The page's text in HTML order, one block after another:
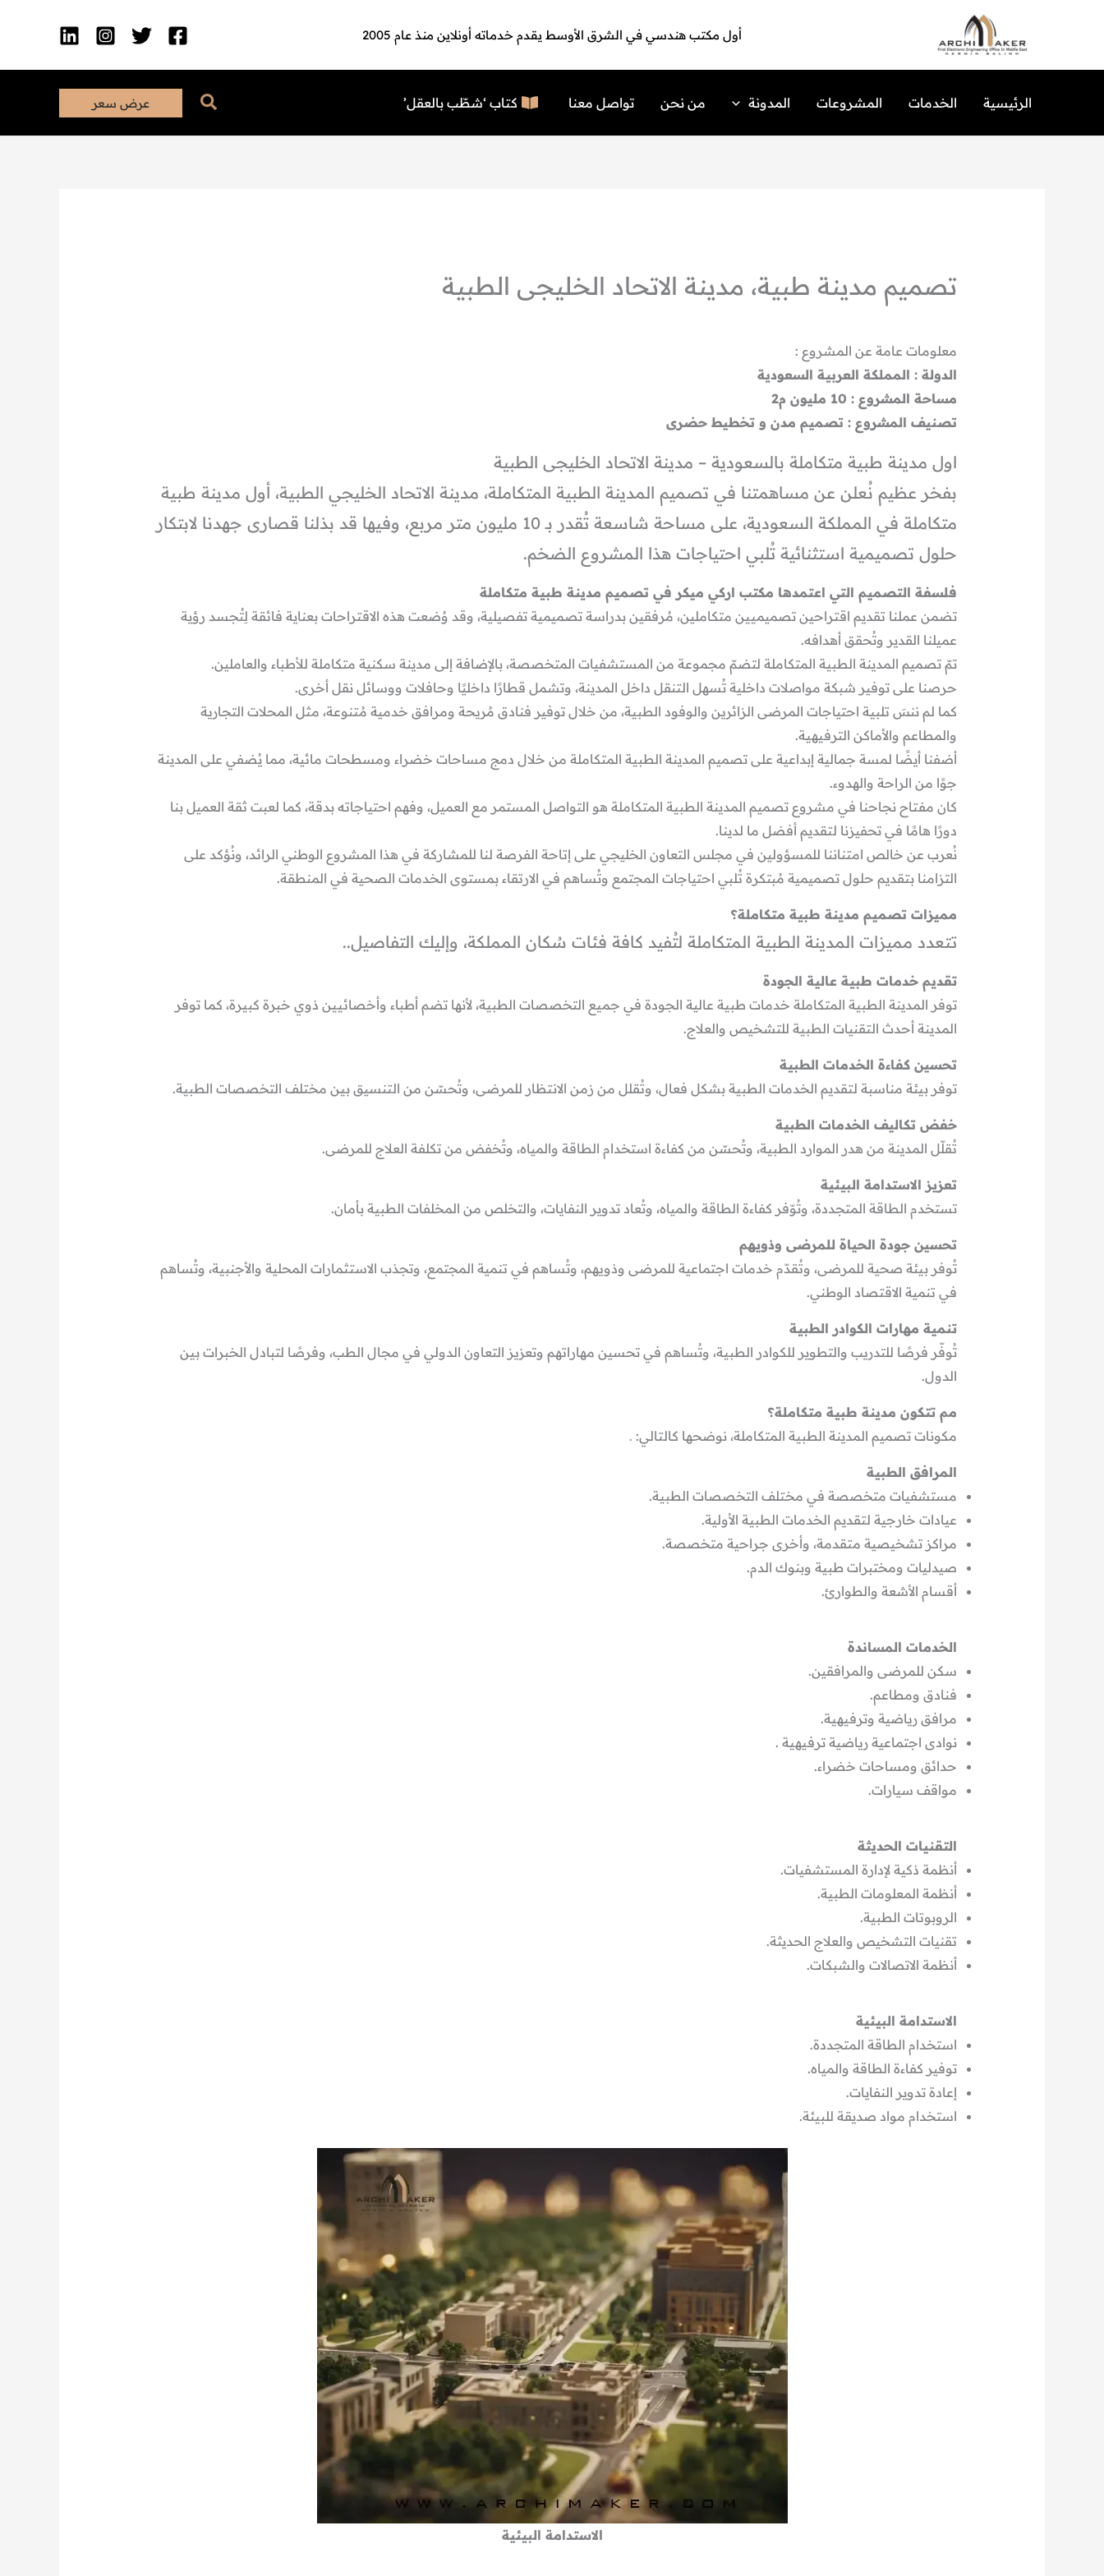
أول مكتب هندسي في الشرق الأوسط يقدم خدماته أونلاين منذ عام 2005
الرئيسية الخدمات المشروعات المدونة من نحن تواصل معنا كتاب ‘شطّب بالعقل’ البحث عرض سعر
تصميم مدينة طبية، مدينة الاتحاد الخليجى الطبية
معلومات عامة عن المشروع :
الدولة : المملكة العربية السعودية
مساحة المشروع : 10 مليون م2
تصنيف المشروع : تصميم مدن و تخطيط حضرى
اول مدينة طبية متكاملة بالسعودية – مدينة الاتحاد الخليجى الطبية
بفخر عظيم نُعلن عن مساهمتنا في تصميم المدينة الطبية المتكاملة، مدينة الاتحاد الخليجي الطبية، أول مدينة طبية
متكاملة في المملكة السعودية، على مساحة شاسعة تُقدر بـ 10 مليون متر مربع، وفيها قد بذلنا قصارى جهدنا لابتكار
حلول تصميمية استثنائية تُلبي احتياجات هذا المشروع الضخم.
فلسفة التصميم التي اعتمدها مكتب اركي ميكر في تصميم مدينة طبية متكاملة
تضمن عملنا تقديم اقتراحين تصميميين متكاملين، مُرفقين بدراسة تصميمية تفصيلية، وقد وُضعت هذه الاقتراحات بعناية فائقة لِتُجسد رؤية
عميلنا القدير وتُحقق أهدافه.
تمّ تصميم المدينة الطبية المتكاملة لتضمّ مجموعة من المستشفيات المتخصصة، بالإضافة إلى مدينة سكنية متكاملة للأطباء والعاملين.
حرصنا على توفير شبكة مواصلات داخلية تُسهل التنقل داخل المدينة، وتشمل قطارًا داخليًا وحافلات ووسائل نقل أخرى.
كما لم ننسَ تلبية احتياجات المرضى الزائرين والوفود الطبية، من خلال توفير فنادق مُريحة ومرافق خدمية مُتنوعة، مثل المحلات التجارية
والمطاعم والأماكن الترفيهية.
أضفنا أيضًا لمسة جمالية إبداعية على تصميم المدينة الطبية المتكاملة من خلال دمج مساحات خضراء ومسطحات مائية، مما يُضفي على المدينة
جوًا من الراحة والهدوء.
كان مفتاح نجاحنا في مشروع تصميم المدينة الطبية المتكاملة هو التواصل المستمر مع العميل، وفهم احتياجاته بدقة، كما لعبت ثقة العميل بنا
دورًا هامًا في تحفيزنا لتقديم أفضل ما لدينا.
نُعرب عن خالص امتناننا للمسؤولين في مجلس التعاون الخليجي على إتاحة الفرصة لنا للمشاركة في هذا المشروع الوطني الرائد، ونُؤكد على
التزامنا بتقديم حلول تصميمية مُبتكرة تُلبي احتياجات المجتمع وتُساهم في الارتقاء بمستوى الخدمات الصحية في المنطقة.
مميزات تصميم مدينة طبية متكاملة؟
تتعدد مميزات المدينة الطبية المتكاملة لتُفيد كافة فئات سُكان المملكة، وإليك التفاصيل..
تقديم خدمات طبية عالية الجودة
توفر المدينة الطبية المتكاملة خدمات طبية عالية الجودة في جميع التخصصات الطبية، لأنها تضم أطباء وأخصائيين ذوي خبرة كبيرة، كما توفر
المدينة أحدث التقنيات الطبية للتشخيص والعلاج.
تحسين كفاءة الخدمات الطبية
توفر بيئة مناسبة لتقديم الخدمات الطبية بشكل فعال، وتُقلل من زمن الانتظار للمرضى، وتُحسّن من التنسيق بين مختلف التخصصات الطبية.
خفض تكاليف الخدمات الطبية
تُقلّل المدينة من هدر الموارد الطبية، وتُحسّن من كفاءة استخدام الطاقة والمياه، وتُخفض من تكلفة العلاج للمرضى.
تعزيز الاستدامة البيئية
تستخدم الطاقة المتجددة، وتُوّفر كفاءة الطاقة والمياه، وتُعاد تدوير النفايات، والتخلص من المخلفات الطبية بأمان.
تحسين جودة الحياة للمرضى وذويهم
تُوفر بيئة صحية للمرضى، وتُقدّم خدمات اجتماعية للمرضى وذويهم، وتُساهم في تنمية المجتمع، وتجذب الاستثمارات المحلية والأجنبية، وتُساهم
في تنمية الاقتصاد الوطني.
تنمية مهارات الكوادر الطبية
تُوفّر فرصًا للتدريب والتطوير للكوادر الطبية، وتُساهم في تحسين مهاراتهم وتعزيز التعاون الدولي في مجال الطب، وفرصًا لتبادل الخبرات بين
الدول.
مم تتكون مدينة طبية متكاملة؟
مكونات تصميم المدينة الطبية المتكاملة، نوضحها كالتالي: .
المرافق الطبية
مستشفيات متخصصة في مختلف التخصصات الطبية.
عيادات خارجية لتقديم الخدمات الطبية الأولية.
مراكز تشخيصية متقدمة، وأخرى جراحية متخصصة.
صيدليات ومختبرات طبية وبنوك الدم.
أقسام الأشعة والطوارئ.
الخدمات المساندة
سكن للمرضى والمرافقين.
فنادق ومطاعم.
مرافق رياضية وترفيهية.
نوادى اجتماعية رياضية ترفيهية .
حدائق ومساحات خضراء.
مواقف سيارات.
التقنيات الحديثة
أنظمة ذكية لإدارة المستشفيات.
أنظمة المعلومات الطبية.
الروبوتات الطبية.
تقنيات التشخيص والعلاج الحديثة.
أنظمة الاتصالات والشبكات.
الاستدامة البيئية
استخدام الطاقة المتجددة.
توفير كفاءة الطاقة والمياه.
إعادة تدوير النفايات.
استخدام مواد صديقة للبيئة.
الاستدامة البيئية